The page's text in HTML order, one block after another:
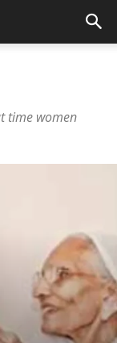
time women